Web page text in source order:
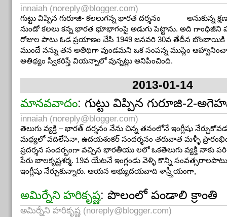
innaiah (noreply@blogger.com)
గుట్టు విప్పిన గురూజి- కలలుగన్న భారత దర్శనం అనుకున్న
నుండో కలలు కన్న భారత భూభాగంపై అడుగు పెట్టాను. అది
రోజుల పాటు ఓడ ప్రయాణం చేసి 1949 జనవరి 30వ తేదీన బొంబాయికి
ముందే నన్ను తన అతిథిగా వుండమని ఒక సంపన్న ముస్లిం
అతిథ్యం స్వీకరిస్తే వియన్నాలో వున్నట్లు అనిపించింది.
2013-01-14
మానవవాదం: గుట్టు విప్పిన గురూజి-2-
innaiah (noreply@blogger.com)
తెలుగు వ్యక్తి – భారత్ దర్శనం నేను చిన్న తనంలోనే ఇంగ్లీషు
మధ్యలో వదిలేసినా, ఉదయశంకర్ సందర్శనం తరువాత మళ్ళీ
ప్రదర్శన సందర్భంగా వచ్చిన భారతీయు లలో ఒకతెలుగు వ్యక్తి
పేరు బాలకృష్ణశర్మ. 19వ యేటనే ఇంగ్లండు వెళ్ళి కొన్ని
ఇంగ్లీషు నేర్చుకున్నారు. ఆయన అభ్యుదయవాది శాస్ర్తీయంగా,
అమిర్నేని హరికృష్ణ: పొలంలో పండాలి క్రాంతి
అమిర్నేని హరికృష్ణ (noreply@blogger.com)